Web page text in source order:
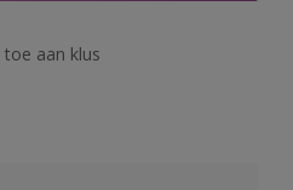
toe aan klus